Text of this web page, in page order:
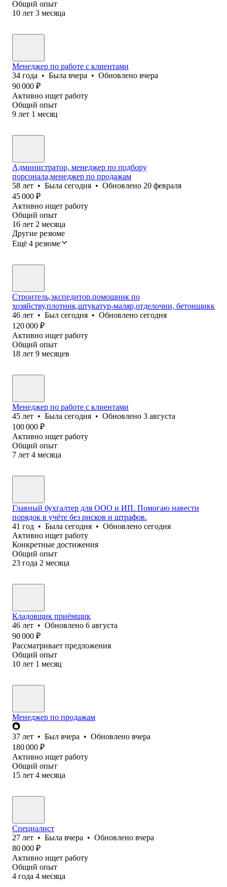
Общий опыт
10 лет 3 месяца
Менеджер по работе с клиентами
34 года • Была вчера • Обновлено вчера
90 000 ₽
Активно ищет работу
Общий опыт
9 лет 1 месяц
Администратор, менеджер по подбору
порсонала,менеджер по продажам
58 лет • Была сегодня • Обновлено 20 февраля
45 000 ₽
Активно ищет работу
Общий опыт
16 лет 2 месяца
Другие резюме
Ещё 4 резюме
Строитель,экспедитор.помощник по
хозяйству,плотник,штукатур-маляр,отделочни, бетонщикк
46 лет • Был сегодня • Обновлено сегодня
120 000 ₽
Активно ищет работу
Общий опыт
18 лет 9 месяцев
Менеджер по работе с клиентами
45 лет • Была сегодня • Обновлено 3 августа
100 000 ₽
Активно ищет работу
Общий опыт
7 лет 4 месяца
Главный бухгалтер для ООО и ИП. Помогаю навести
порядок в учёте без рисков и штрафов.
41 год • Была сегодня • Обновлено сегодня
Активно ищет работу
Конкретные достижения
Общий опыт
23 года 2 месяца
Кладовщик приёмщик
46 лет • Обновлено 6 августа
90 000 ₽
Рассматривает предложения
Общий опыт
10 лет 1 месяц
Менеджер по продажам
37 лет • Был вчера • Обновлено вчера
180 000 ₽
Активно ищет работу
Общий опыт
15 лет 4 месяца
Специалист
27 лет • Была вчера • Обновлено вчера
80 000 ₽
Активно ищет работу
Общий опыт
4 года 4 месяца